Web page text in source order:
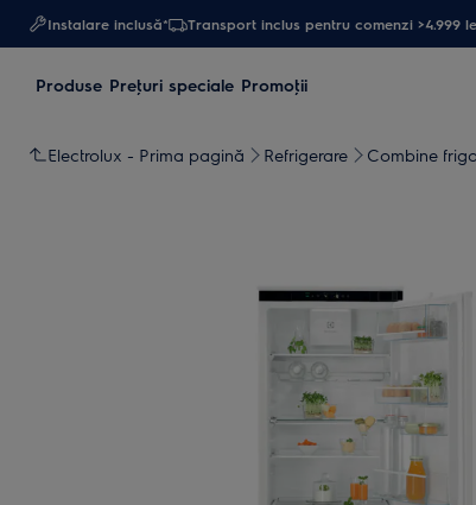
Instalare inclusă* Transport inclus pentru comenzi >4.999
Produse Preţuri speciale Promoţii
Electrolux - Prima pagină Refrigerare Combine